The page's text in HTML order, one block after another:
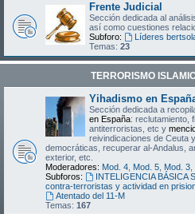
Frente Judicial
Sección dedicada al
así como cuestiones
Subforo:
Líderes
Temas: 23
TERRORISMO
Yihadismo en
Sección dedicada a
en España: reclutamiento,
antiterroristas, etc y
reivindicaciones de Ceuta
democráticas, recuperar al-Andalus,
exterior, etc.
Moderadores: Mod. 4 Mod. 5 Mod. 3
Subforos:
INTELIGENCIA BÁSICA
contra-terroristas y actividad en
Atentado del 11-M
Temas: 167